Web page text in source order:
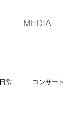
MEDIA
日常 コンサート